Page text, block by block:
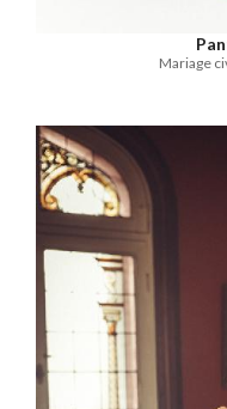
Mariage